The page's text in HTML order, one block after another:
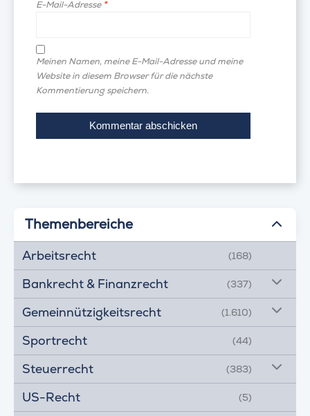
E-Mail-Adresse *
Meinen Namen, meine E-Mail-Adresse und meine
Website in diesem Browser für die nächste
Kommentierung speichern.
Themenbereiche
Arbeitsrecht (168)
Bankrecht & Finanzrecht (337)
Gemeinnützigkeitsrecht (1.610)
Sportrecht (44)
Steuerrecht (383)
US-Recht (5)